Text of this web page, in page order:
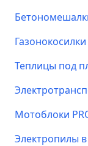
Теплицы под
Мотоблоки
Электропилы